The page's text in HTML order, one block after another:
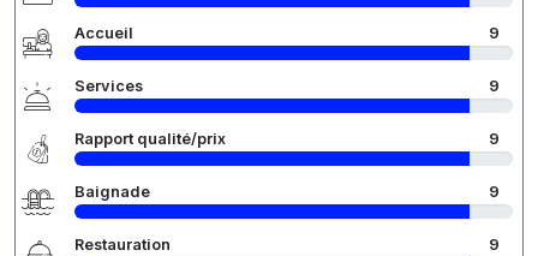
Accueil 9
Services 9
Rapport qualité/prix 9
Baignade 9
Restauration 9